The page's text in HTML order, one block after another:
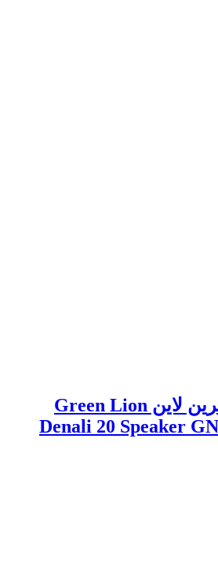
اسپیکر بلوتوثی گرین لاین Green Lion
Denali 20 Speaker